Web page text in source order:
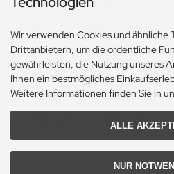
Zahlungsmethoden
Social Media
Wir verwenden Cookies und ähnliche
Drittanbietern, um die ordentliche
gewährleisten, die Nutzung unseres
Ihnen ein bestmögliches
Weitere Informationen finden Sie in
ALLE
NUR